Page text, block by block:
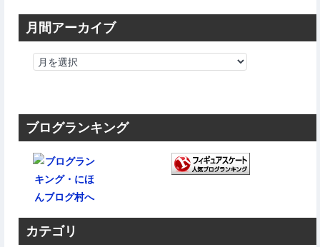
月間アーカイブ
ブログランキング
カテゴリ